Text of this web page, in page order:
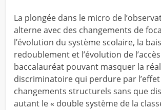
La plongée dans le micro de
alterne avec des changements de
l’évolution du système scolaire, la
redoublement et l’évolution de
baccalauréat pouvant masquer la
discriminatoire qui perdure par
changements structurels sans que
autant le « double système de la